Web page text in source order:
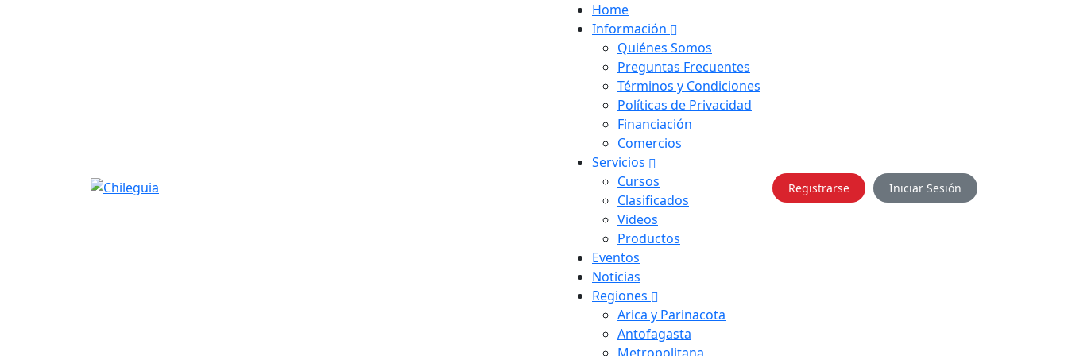
Home
Información
Quiénes Somos
Preguntas Frecuentes
Términos y Condiciones
Políticas de Privacidad
Financiación
Comercios
Servicios
Cursos
Clasificados
Videos
Productos
Eventos
Noticias
Regiones
Arica y Parinacota
Antofagasta
Registrarse Iniciar Sesión